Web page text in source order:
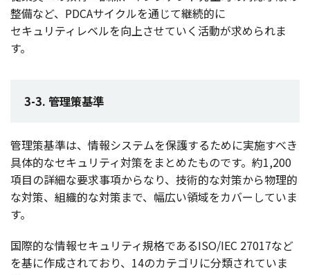
整備など、PDCAサイクルを通じて継続的に
セキュリティレベルを向上させていく 活動が求められま
す。
3-3. 管理策基準
管理策基準は、 情報システムを保護するために実施すべき
具体的なセキュリティ対策をまとめたものです。約1,200
項目の詳細な要求事項からなり、 技術的な対策から物理的
な対策、 組織的な対策まで、 幅広い領域をカバー していま
す。
国際的な情報セキュリティ規格であるISO/IEC 27017など
を基に作成されており、14のカテゴリ に分類されていま